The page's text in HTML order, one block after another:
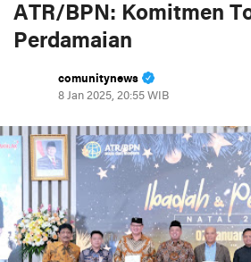
ATR/BPN: Komitmen
Perdamaian
comunitynews
8 Jan 2025, 20:55 WIB